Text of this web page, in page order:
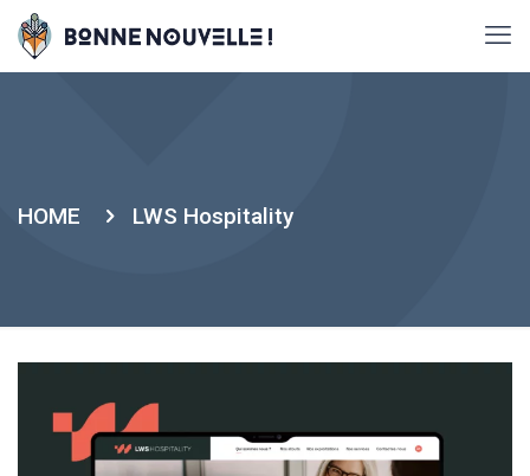
HOME LWS Hospitality